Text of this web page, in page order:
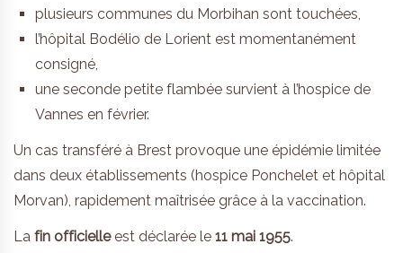
plusieurs communes du Morbihan sont touchées,
l’hôpital Bodélio de Lorient est momentanément
consigné,
une seconde petite flambée survient à l’hospice de
Vannes en février.
Un cas transféré à Brest provoque une épidémie limitée
dans deux établissements (hospice Ponchelet et hôpital
Morvan), rapidement maîtrisée grâce à la vaccination.
La fin officielleest déclarée le 11 mai 1955.